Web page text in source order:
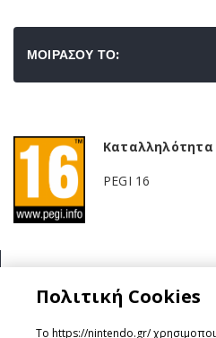
ΜΟΙΡΑΣΟΥ ΤΟ:
Καταλληλότητα
PEGI 16
SportsΠολιτική Cookies
Το https://nintendo.gr/